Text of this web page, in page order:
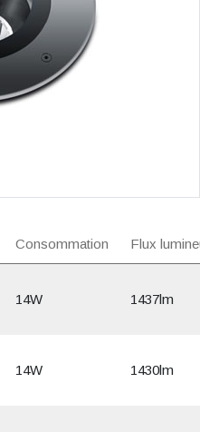
Consommation Flux
14W 1437lm
14W 1430lm